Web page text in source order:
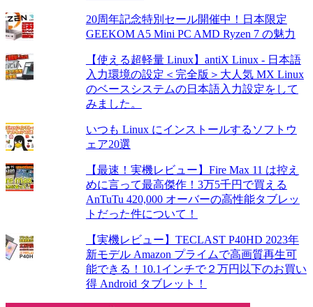
20周年記念特別セール開催中！日本限定
GEEKOM A5 Mini PC AMD Ryzen 7 の魅力
【使える超軽量 Linux】antiX Linux - 日本語
入力環境の設定＜完全版＞大人気 MX Linux
のベースシステムの日本語入力設定をして
みました。
いつも Linux にインストールするソフトウ
ェア20選
【最速！実機レビュー】Fire Max 11 は控え
めに言って最高傑作！3万5千円で買える
AnTuTu 420,000 オーバーの高性能タブレッ
トだった件について！
【実機レビュー】TECLAST P40HD 2023年
新モデル Amazon プライムで高画質再生可
能できる！10.1インチで２万円以下のお買い
得 Android タブレット！